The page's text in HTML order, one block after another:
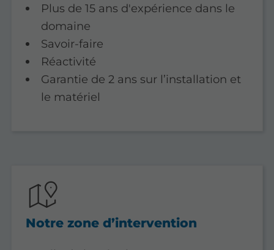
Plus de 15 ans d'expérience dans le
domaine
Savoir-faire
Réactivité
Garantie de 2 ans sur l’installation et
le matériel
Notre zone d’intervention